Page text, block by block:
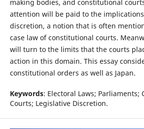
making bodies, and constitutional
attention will be paid to the
discretion, a notion that is often
case law of constitutional courts.
will turn to the limits that the courts
action in this domain. This essay
constitutional orders as well as Japan.
Keywords: Electoral Laws; Parliaments;
Courts; Legislative Discretion.